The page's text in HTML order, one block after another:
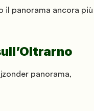
il panorama ancora più
panorama,